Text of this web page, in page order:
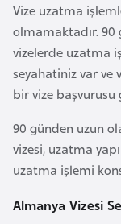
Vize uzatma
olmamaktadır. 90
vizelerde uzatma
seyahatiniz var ve
bir vize
90 günden uzun
vizesi, uzatma
uzatma işlemi
Almanya Vizesi
t
i
k
K
o
n
g
o
B